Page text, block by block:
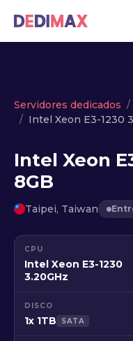
Servidores dedicados
Intel Xeon E3-1230
Intel Xeon
8GB
Taipei, Taiwan
CPU
Intel Xeon E3-1230
3.20GHz
DISCO
1x 1TB SATA